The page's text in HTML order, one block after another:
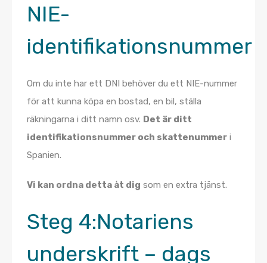
NIE-
identifikationsnummer
Om du inte har ett DNI behöver du ett NIE-nummer
för att kunna köpa en bostad, en bil, ställa
räkningarna i ditt namn osv. Det är ditt
identifikationsnummer och skattenummer i
Spanien.
Vi kan ordna detta åt dig som en extra tjänst.
Steg 4:Notariens
underskrift – dags